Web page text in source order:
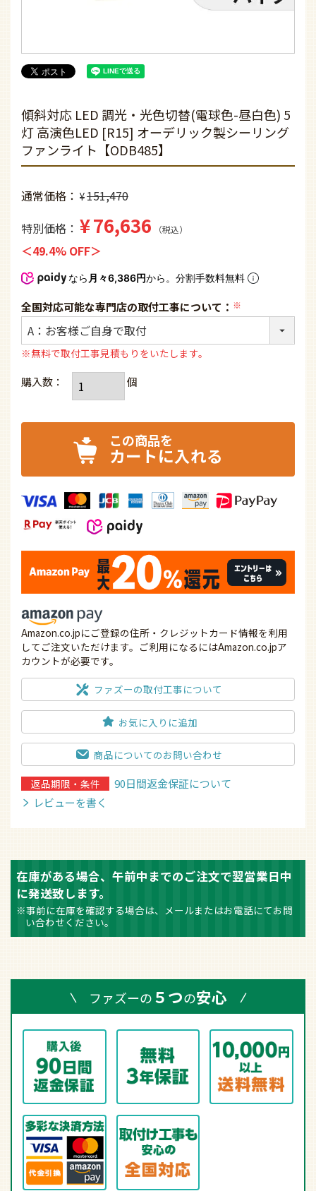
傾斜対応 LED 調光・光色切替(電球色-昼白色) 5
灯 高演色LED [R15] オーデリック製シーリング
ファンライト【ODB485】
通常価格 ¥151,470
特別価格
¥76,636 税込
49.4% OFF
なら 月々6,386円から。分割手数料無料
全国対応可能な専門店の取付工事について：
(必
※無料で取付工事見積もりをいたします。
カートに入れる
Amazon.co.jpにご登録の住所・クレジットカード情報を利用
してご注文いただけます。ご利用になるにはAmazon.co.jpア
カウントが必要です。
ファズーの取付工事について
お気に入りに追加
商品についてのお問い合わせ
返品期限・条件
90日間返金保証について
レビューを書く
在庫がある場合、午前中までのご注文で翌営業日中
に発送致します。
※事前に在庫を確認する場合は、メールまたはお電話にてお問
い合わせください。
ファズーの５つの安心